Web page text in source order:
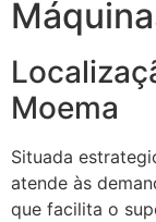
Moema
Situada
atende às
que facilita o